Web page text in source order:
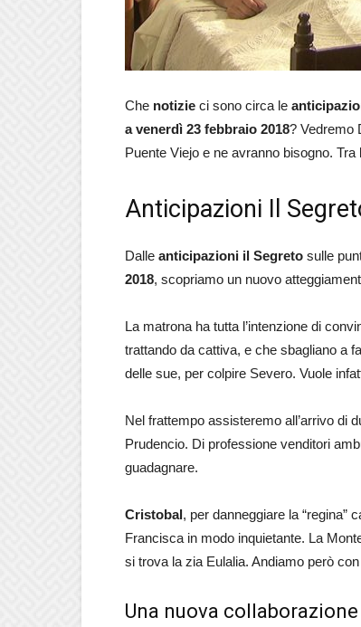
Che notizie ci sono circa le
a venerdì 23 febbraio 2018? Vedremo
Puente Viejo e ne avranno bisogno.
Anticipazioni Il
Dalle anticipazioni il Segreto sulle
2018, scopriamo un nuovo
La matrona ha tutta l’intenzione di
trattando da cattiva, e che sbagliano a
delle sue, per colpire Severo. Vuole
Nel frattempo assisteremo all’arrivo di
Prudencio. Di professione venditori
guadagnare.
Cristobal, per danneggiare la “regina”
Francisca in modo inquietante. La
si trova la zia Eulalia. Andiamo però
Una nuova collaborazione